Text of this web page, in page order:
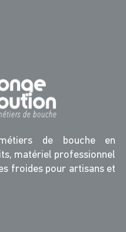
de bouche en
matériel professionnel
froides pour artisans et